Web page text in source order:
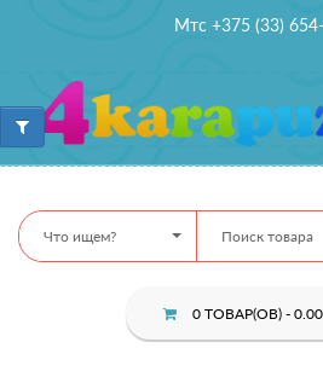
Мтс +375 (33)
Что ищем?
0 ТОВАР(ОВ) - 0.00